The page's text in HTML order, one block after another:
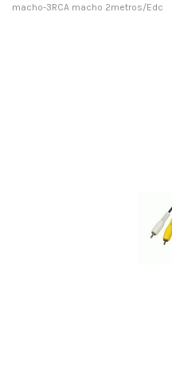
macho-3RCA macho 2metros/Edc